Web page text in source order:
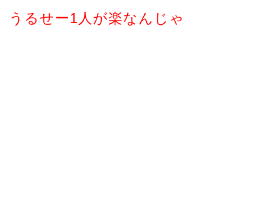
うるせー1人が楽なんじゃ